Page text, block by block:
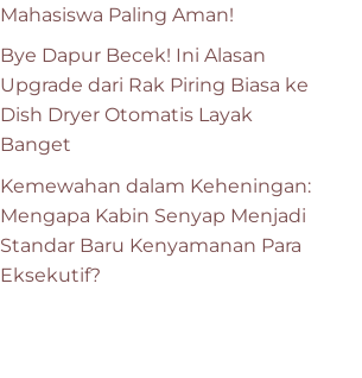
Mahasiswa Paling Aman!
Bye Dapur Becek! Ini Alasan
Upgrade dari Rak Piring Biasa ke
Dish Dryer Otomatis Layak
Banget
Kemewahan dalam Keheningan:
Mengapa Kabin Senyap Menjadi
Standar Baru Kenyamanan Para
Eksekutif?